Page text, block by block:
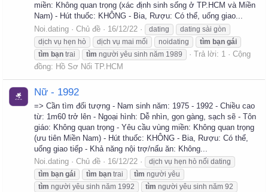
miền: Không quan trọng (xác định sinh sống ở TP.HCM và Miền
Nam) - Hút thuốc: KHÔNG - Bia, Rượu: Có thể, uống giao...
Noi.dating
Chủ đề 16/12/22 dating
dating sài gòn
dịch vụ hẹn hò
dịch vụ mai mối noidating tìm bạn gái
tìm bạn trai tìm người yêu sinh năm 1989 Trả lời: 1
Cộng
đồng: Hồ Sơ Nối TP.HCM
Nữ - 1992
=> Cần tìm đối tượng - Nam sinh năm: 1975 - 1992 - Chiều cao
từ: 1m60 trở lên - Ngoại hình: Dễ nhìn, gọn gàng, sạch sẽ - Tôn
giáo: Không quan trọng - Yêu cầu vùng miền: Không quan trọng
(ưu tiên Miền Nam) - Hút thuốc: KHÔNG - Bia, Rượu: Có thể,
uống giao tiếp - Khả năng nội trợ/nấu ăn: Không...
Noi.dating
Chủ đề 16/12/22
dịch vụ hẹn hò nối dating
tìm bạn gái tìm bạn trai tìm người yêu
tìm người yêu sinh năm 1992 tìm người yêu sinh năm 92